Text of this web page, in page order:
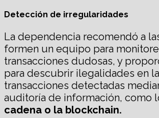
Detección de irregularidades
La dependencia recomendó a
formen un equipo para
transacciones dudosas, y
para descubrir ilegalidades en
transacciones detectadas
auditoría de información, como
cadena o la blockchain.